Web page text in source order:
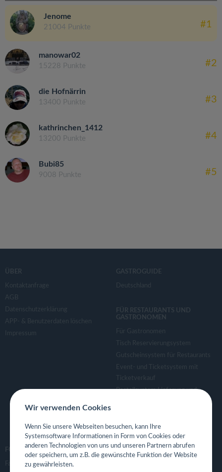
Jenome
21004 Punkte #1
manowar02
15228 Punkte #2
die Hofnärrin
13400 Punkte #3
kathrinchen_1412
13200 Punkte #4
Bubi85
9008 Punkte #5
ÜBER
Kontaktanfrage
AGB
Datenschutzerklärung
APP- & Benutzerdaten löschen
Impressum
GASTROGUIDE
Deutschland
FÜR RESTAURANTS UND
GASTRONOMEN
Für Gastronomen
Tisch Reservierungsystem
Gutscheinsystem für Restaurants
Event- und Ticketsystem mit
Ticketverkauf
Bestellsystem Lieferung und
Eigene App für Restaurant
FOLGE UNS
Facebook
Wir verwenden Cookies
Wenn Sie unsere Webseiten besuchen, kann Ihre
Systemsoftware Informationen in Form von Cookies oder
anderen Technologien von uns und unseren Partnern abrufen
oder speichern, um z.B. die gewünschte Funktion der Website
zu gewährleisten.